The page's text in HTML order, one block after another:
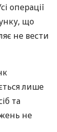
операції
що
не вести
лише
та
не